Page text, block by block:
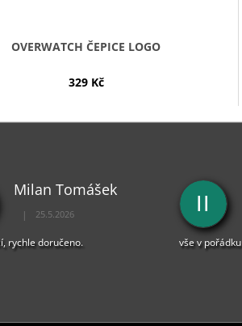
OVERWATCH ČEPICE LOGO
329 Kč
Milan Tomášek
Hodnocení obchodu je 5 z 5 hvězdiček.
| 25.5.2026
rychle doručeno.
II
vše v pořádku